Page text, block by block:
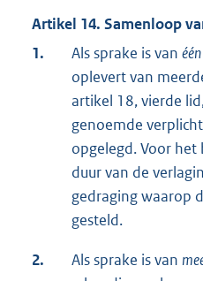
Artikel 14. Samenloop
1.
Als sprake is van één
oplevert van
artikel 18, vierde
genoemde
opgelegd. Voor
duur van de
gedraging waarop
gesteld.
2. Als sprake is van